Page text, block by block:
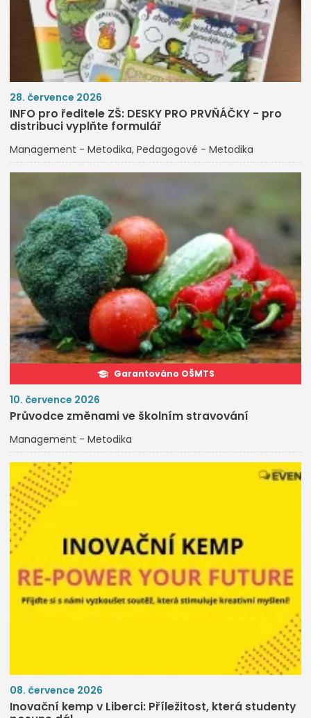
28. července 2026
INFO pro ředitele ZŠ: DESKY PRO PRVŇÁČKY - pro
distribuci vyplňte formulář
Management - Metodika Pedagogové - Metodika
Garantováno OŠMTS
10. července 2026
Průvodce změnami ve školním stravování
Management - Metodika
08. července 2026
Inovační kemp v Liberci: Příležitost, která studenty